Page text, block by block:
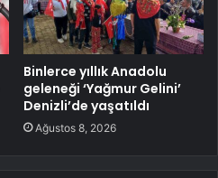
Binlerce yıllık Anadolu
geleneği ‘Yağmur Gelini’
Denizli’de yaşatıldı
Ağustos 8, 2026